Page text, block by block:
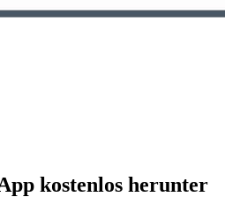
kostenlos herunter